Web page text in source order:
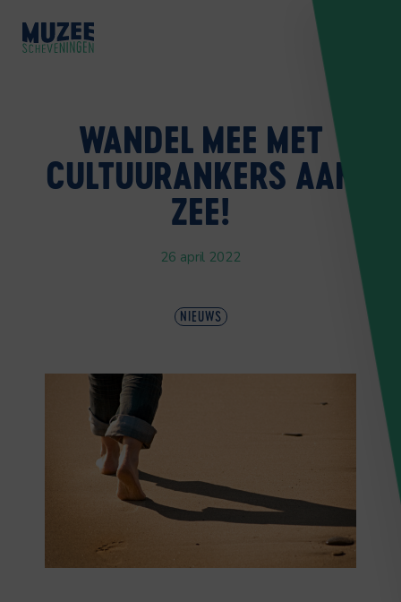
WANDEL MEE MET
CULTUURANKERS AAN
ZEE!
26 april 2022
NIEUWS